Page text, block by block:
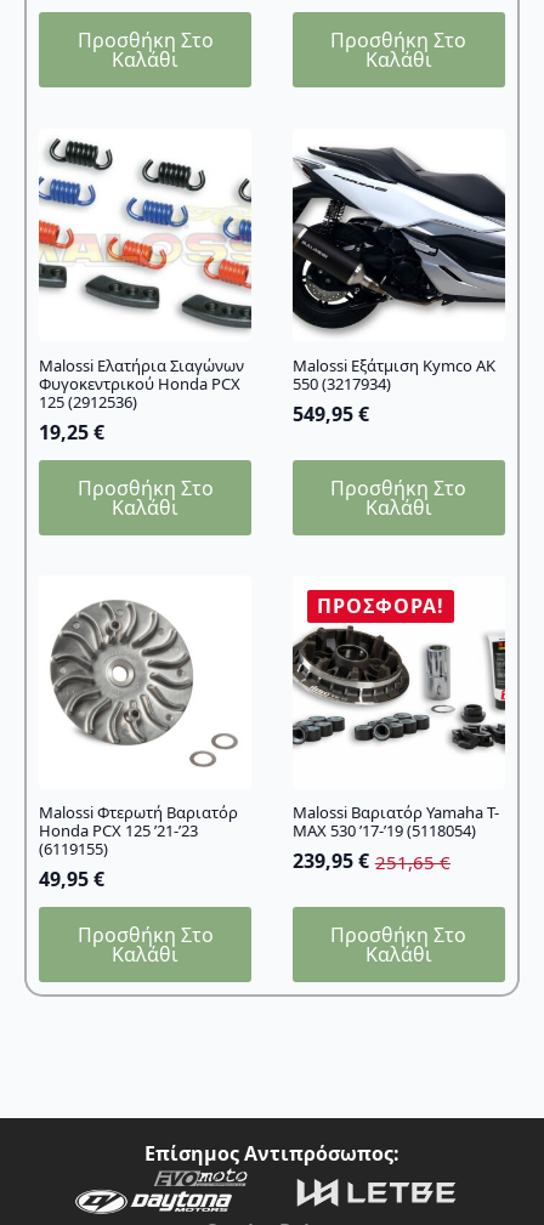
Προσθήκη Στο
Καλάθι
Προσθήκη Στο
Καλάθι
Malossi Ελατήρια Σιαγώνων
Φυγοκεντρικού Honda PCX
125 (2912536)
19,25€
Προσθήκη Στο
Καλάθι
Malossi Εξάτμιση Kymco AK
550 (3217934)
549,95€
Προσθήκη Στο
Καλάθι
Malossi Φτερωτή Βαριατόρ
Honda PCX 125 ’21-’23
(6119155)
49,95€
Προσθήκη Στο
Καλάθι
ΠΡΟΣΦΟΡΆ!
Malossi Βαριατόρ Yamaha T-
MAX 530 ’17-’19 (5118054)
251,65€
Original
was:
251,65 €.
239,95€
Η
τιμή
είναι:
239,95 €.
Προσθήκη Στο
Καλάθι
Επίσημος Αντιπρόσωπος: